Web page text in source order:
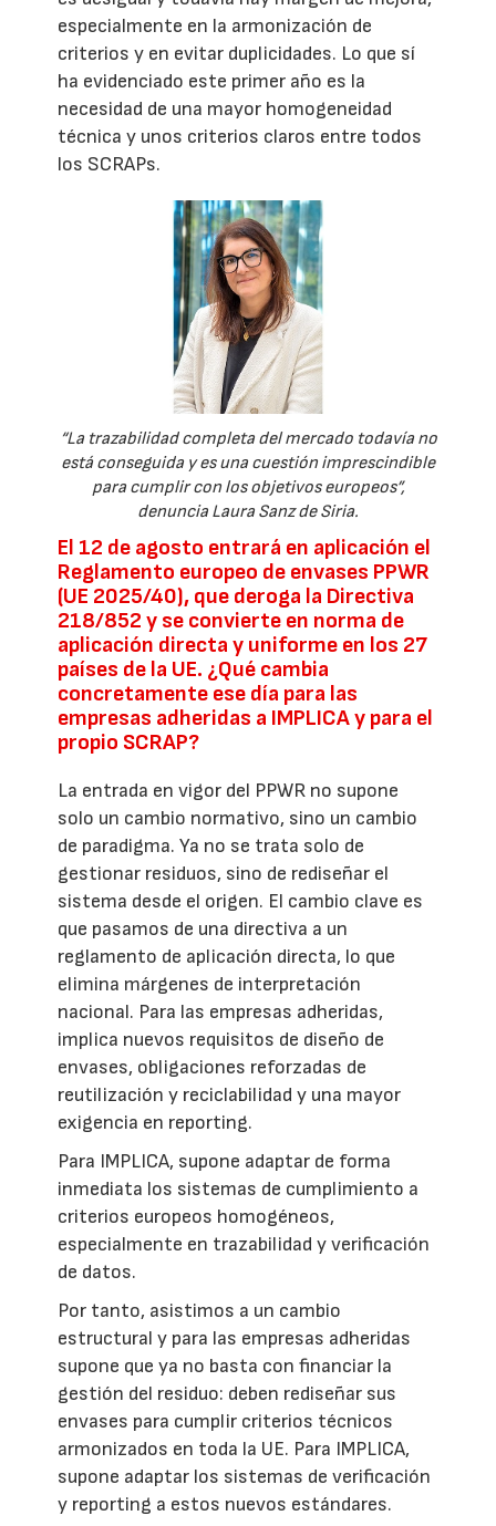
especialmente en la armonización de
criterios y en evitar duplicidades. Lo que sí
ha evidenciado este primer año es la
necesidad de una mayor homogeneidad
técnica y unos criterios claros entre todos
los SCRAPs.
“La trazabilidad completa del mercado todavía no
está conseguida y es una cuestión imprescindible
para cumplir con los objetivos europeos”,
denuncia Laura Sanz de Siria.
El 12 de agosto entrará en aplicación el
Reglamento europeo de envases PPWR
(UE 2025/40), que deroga la Directiva
218/852 y se convierte en norma de
aplicación directa y uniforme en los 27
países de la UE. ¿Qué cambia
concretamente ese día para las
empresas adheridas a IMPLICA y para el
propio SCRAP?
La entrada en vigor del PPWR no supone
solo un cambio normativo, sino un cambio
de paradigma. Ya no se trata solo de
gestionar residuos, sino de rediseñar el
sistema desde el origen. El cambio clave es
que pasamos de una directiva a un
reglamento de aplicación directa, lo que
elimina márgenes de interpretación
nacional. Para las empresas adheridas,
implica nuevos requisitos de diseño de
envases, obligaciones reforzadas de
reutilización y reciclabilidad y una mayor
exigencia en reporting.
Para IMPLICA, supone adaptar de forma
inmediata los sistemas de cumplimiento a
criterios europeos homogéneos,
especialmente en trazabilidad y verificación
de datos.
Por tanto, asistimos a un cambio
estructural y para las empresas adheridas
supone que ya no basta con financiar la
gestión del residuo: deben rediseñar sus
envases para cumplir criterios técnicos
armonizados en toda la UE. Para IMPLICA,
supone adaptar los sistemas de verificación
y reporting a estos nuevos estándares.